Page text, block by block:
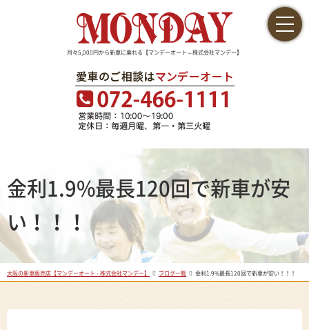
月々5,000円から新車に乗れる【マンデーオート – 株式会社マンデー】
金利1.9%最長120回で新車が安
い！！！
大阪の新車販売店【マンデーオート - 株式会社マンデー】 ブログ一覧 金利1.9%最長120回で新車が安い！！！